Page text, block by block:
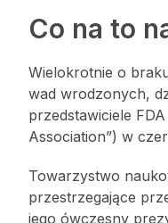
Co na to
Wielokrotnie o
wad wrodzonych,
przedstawiciele
Association”) w
Towarzystwo
przestrzegające
jego ówczesny